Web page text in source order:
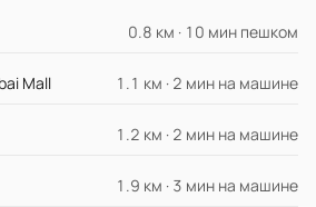
0.8 км · 10 мин пешком
Mall 1.1 км · 2 мин на машине
1.2 км · 2 мин на машине
1.9 км · 3 мин на машине